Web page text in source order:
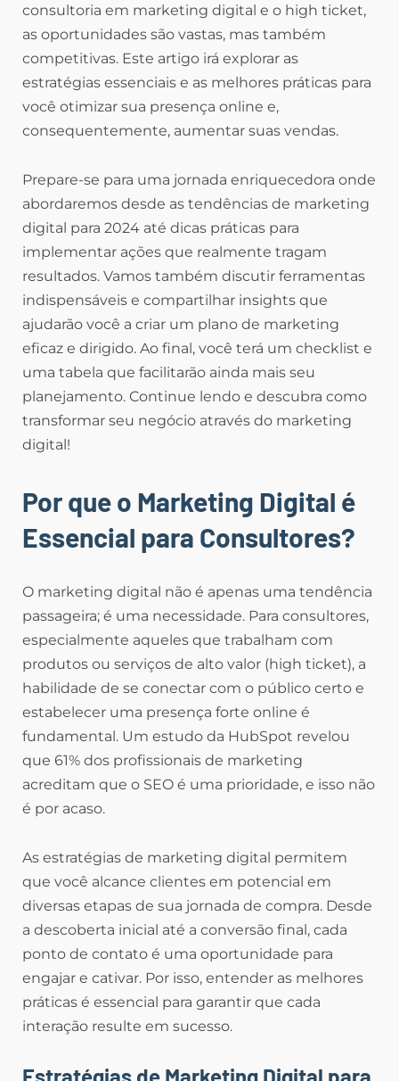
consultoria em marketing digital e o high ticket,
as oportunidades são vastas, mas também
competitivas. Este artigo irá explorar as
estratégias essenciais e as melhores práticas para
você otimizar sua presença online e,
consequentemente, aumentar suas vendas.
Prepare-se para uma jornada enriquecedora onde
abordaremos desde as tendências de marketing
digital para 2024 até dicas práticas para
implementar ações que realmente tragam
resultados. Vamos também discutir ferramentas
indispensáveis e compartilhar insights que
ajudarão você a criar um plano de marketing
eficaz e dirigido. Ao final, você terá um checklist e
uma tabela que facilitarão ainda mais seu
planejamento. Continue lendo e descubra como
transformar seu negócio através do marketing
digital!
Por que o Marketing Digital é
Essencial para Consultores?
O marketing digital não é apenas uma tendência
passageira; é uma necessidade. Para consultores,
especialmente aqueles que trabalham com
produtos ou serviços de alto valor (high ticket), a
habilidade de se conectar com o público certo e
estabelecer uma presença forte online é
fundamental. Um estudo da HubSpot revelou
que 61% dos profissionais de marketing
acreditam que o SEO é uma prioridade, e isso não
é por acaso.
As estratégias de marketing digital permitem
que você alcance clientes em potencial em
diversas etapas de sua jornada de compra. Desde
a descoberta inicial até a conversão final, cada
ponto de contato é uma oportunidade para
engajar e cativar. Por isso, entender as melhores
práticas é essencial para garantir que cada
interação resulte em sucesso.
Estratégias de Marketing Digital para